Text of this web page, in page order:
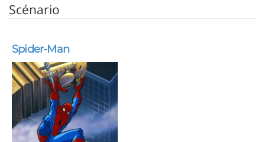
Scénario
Spider-Man